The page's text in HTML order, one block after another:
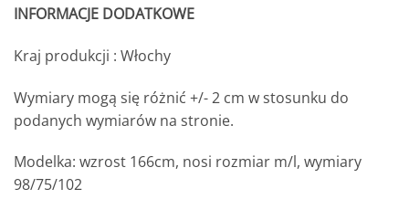
INFORMACJE DODATKOWE
Kraj produkcji : Włochy
Wymiary mogą się różnić +/- 2 cm w stosunku do
podanych wymiarów na stronie.
Modelka: wzrost 166cm, nosi rozmiar m/l, wymiary
98/75/102